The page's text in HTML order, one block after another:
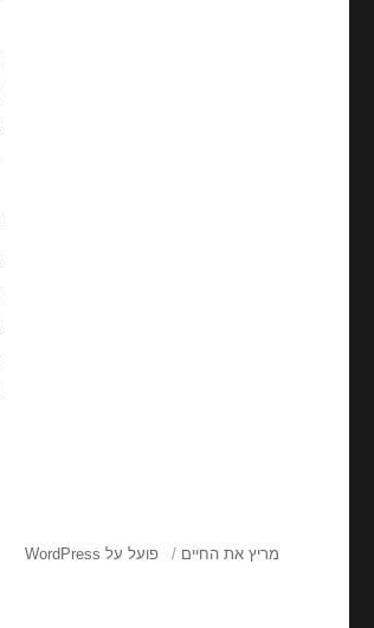
מריץ את החיים פועל על WordPress